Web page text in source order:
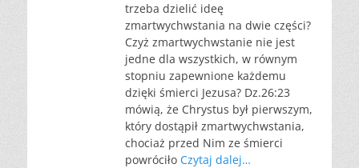
trzeba dzielić ideę
zmartwychwstania na dwie części?
Czyż zmartwychwstanie nie jest
jedne dla wszystkich, w równym
stopniu zapewnione każdemu
dzięki śmierci Jezusa? Dz.26:23
mówią, że Chrystus był pierwszym,
który dostąpił zmartwychwstania,
chociaż przed Nim ze śmierci
powróciło Czytaj dalej…